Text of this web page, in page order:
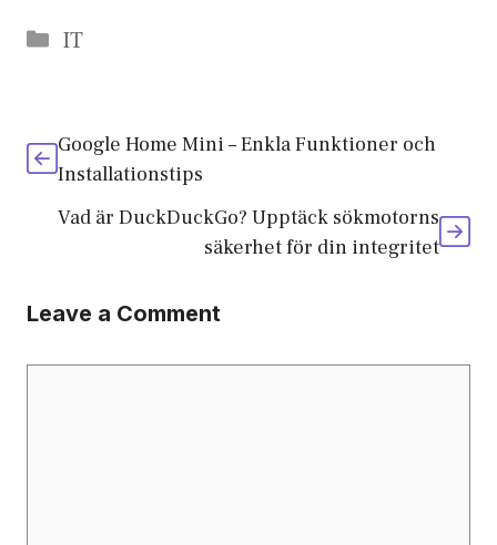
Categories
IT
Google Home Mini – Enkla Funktioner och
Installationstips
Vad är DuckDuckGo? Upptäck sökmotorns
säkerhet för din integritet
Leave a Comment